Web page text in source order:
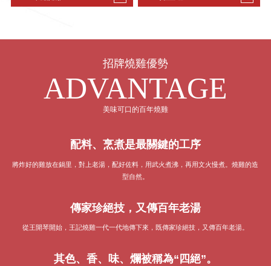
招牌燒雞優勢
ADVANTAGE
美味可口的百年燒雞
配料、烹煮是最關鍵的工序
將炸好的雞放在鍋里，對上老湯，配好佐料，用武火煮沸，再用文火慢煮。燒雞的造
型自然。
傳家珍絕技，又傳百年老湯
從王開琴開始，王記燒雞一代一代地傳下來，既傳家珍絕技，又傳百年老湯。
其色、香、味、爛被稱為“四絕”。